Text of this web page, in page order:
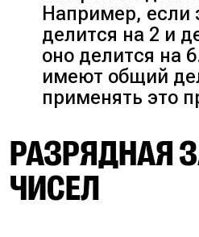
Например, если
делится на 2 и
оно делится на
имеют общий
применять это
РАЗРЯДНАЯ
ЧИСЕЛ